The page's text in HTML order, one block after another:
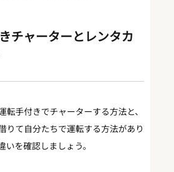
チャーターとレンタカ
転手付きでチャーターする方法と、
りて自分たちで運転する方法があり
いを確認しましょう。